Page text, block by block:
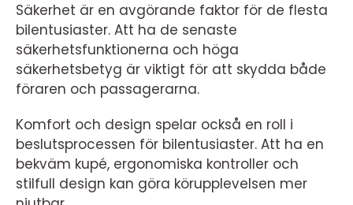
Säkerhet är en avgörande faktor för de flesta
bilentusiaster. Att ha de senaste
säkerhetsfunktionerna och höga
säkerhetsbetyg är viktigt för att skydda både
föraren och passagerarna.
Komfort och design spelar också en roll i
beslutsprocessen för bilentusiaster. Att ha en
bekväm kupé, ergonomiska kontroller och
stilfull design kan göra körupplevelsen mer